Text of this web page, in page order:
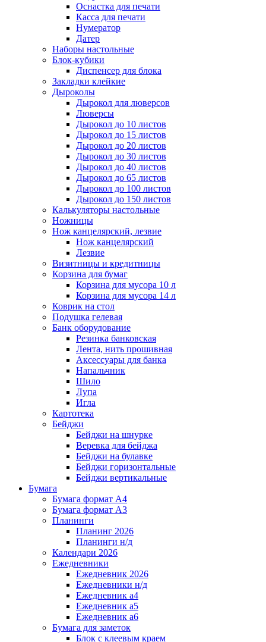
Оснастка для печати
Касса для печати
Нумератор
Датер
Наборы настольные
Блок-кубики
Диспенсер для блока
Закладки клейкие
Дыроколы
Дырокол для люверсов
Люверсы
Дырокол до 10 листов
Дырокол до 15 листов
Дырокол до 20 листов
Дырокол до 30 листов
Дырокол до 40 листов
Дырокол до 65 листов
Дырокол до 100 листов
Дырокол до 150 листов
Калькуляторы настольные
Ножницы
Нож канцелярский, лезвие
Нож канцелярский
Лезвие
Визитницы и кредитницы
Корзина для бумаг
Корзина для мусора 10 л
Корзина для мусора 14 л
Коврик на стол
Подушка гелевая
Банк оборудование
Резинка банковская
Лента, нить прошивная
Аксессуары для банка
Напальчник
Шило
Лупа
Игла
Картотека
Бейджи
Бейджи на шнурке
Веревка для бейджа
Бейджи на булавке
Бейджи горизонтальные
Бейджи вертикальные
Бумага
Бумага формат А4
Бумага формат А3
Планинги
Планинг 2026
Планинги н/д
Календари 2026
Ежедневники
Ежедневник 2026
Ежедневники н/д
Ежедневник а4
Ежедневник а5
Ежедневник а6
Бумага для заметок
Блок с клеевым краем